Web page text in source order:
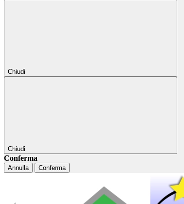
Chiudi
Chiudi
Conferma
Annulla Conferma